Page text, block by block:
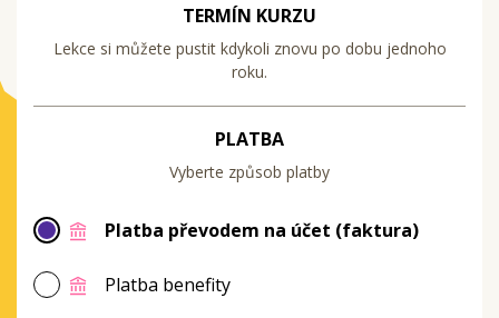
TERMÍN KURZU
Lekce si můžete pustit kdykoli znovu po dobu jednoho
roku.
PLATBA
Vyberte způsob platby
Platba převodem na účet (faktura)
Platba benefity